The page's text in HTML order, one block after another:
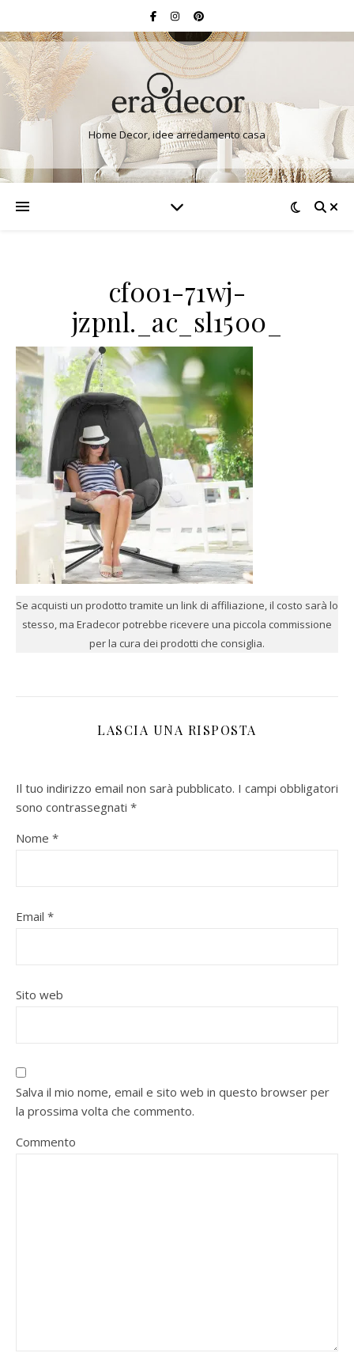
Home Decor, idee arredamento casa
cf001-71wj-
jzpnl._ac_sl1500_
Se acquisti un prodotto tramite un link di affiliazione, il costo sarà lo
stesso, ma Eradecor potrebbe ricevere una piccola commissione
per la cura dei prodotti che consiglia.
LASCIA UNA RISPOSTA
Il tuo indirizzo email non sarà pubblicato. I campi obbligatori
sono contrassegnati *
Nome *
Email *
Sito web
Salva il mio nome, email e sito web in questo browser per
la prossima volta che commento.
Commento